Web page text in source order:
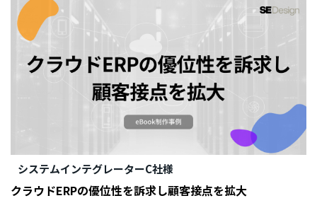
システムインテグレーターC社様
クラウドERPの優位性を訴求し顧客接点を拡大